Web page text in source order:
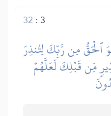
3
:
32
ٱلۡحَقُّ مِن رَّبِّكَ لِتُنذِرَ
مِّن قَبۡلِكَ لَعَلَّهُمۡ